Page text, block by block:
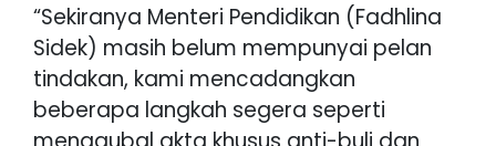
“Sekiranya Menteri Pendidikan (Fadhlina
Sidek) masih belum mempunyai pelan
tindakan, kami mencadangkan
beberapa langkah segera seperti